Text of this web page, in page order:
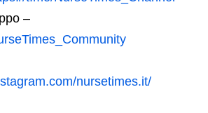
–
nursetimes.it/